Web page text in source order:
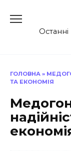
до
ГОЛОВНА »
ТА ЕКОНОМІЯ